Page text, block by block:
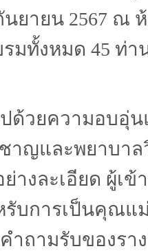
นยายน 2567
มทั้งหมด 45 ท่า
ปด้วยความอบ
าญและพยาบา
างละเอียด ผู้
บการเป็นคุณแ
ำถามรับของร